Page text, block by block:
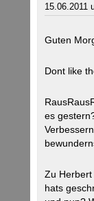
15.06.2011
Guten
Dont like
es
Zu
hats